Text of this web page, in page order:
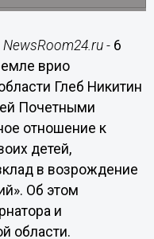
- 6
врио
Глеб Никитин
Почетными
отношение к
детей,
в возрождение
Об этом
и
области.